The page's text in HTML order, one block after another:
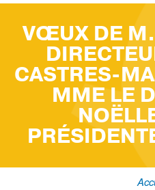
VŒUX DE
CASTRES-
MME LE